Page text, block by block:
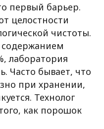
первый барьер.
целостности
чистоты.
содержанием
лаборатория
Часто бывает, что
при хранении,
Технолог
как порошок